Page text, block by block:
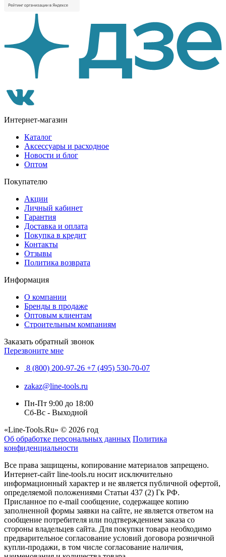
Интернет-магазин
Каталог
Аксессуары и расходное
Новости и блог
Оптом
Покупателю
Акции
Личный кабинет
Гарантия
Доставка и оплата
Покупка в кредит
Контакты
Отзывы
Политика возврата
Информация
О компании
Бренды в продаже
Оптовым клиентам
Строительным компаниям
Заказать обратный звонок
Перезвоните мне
8 (800) 200-97-26 +7 (495) 530-70-07
zakaz@line-tools.ru
Пн-Пт 9:00 до 18:00
Сб-Вс - Выходной
«Line-Tools.Ru» © 2026 год
Об обработке персональных данных Политика
конфиденциальности
Все права защищены, копирование материалов запрещено.
Интернет-сайт line-tools.ru носит исключительно
информационный характер и не является публичной офертой,
определяемой положениями Статьи 437 (2) Гк РФ.
Присланное по e-mail сообщение, содержащее копию
заполненной формы заявки на сайте, не является ответом на
сообщение потребителя или подтверждением заказа со
стороны владельцев сайта. Для покупки товара необходимо
предварительное согласование условий договора розничной
купли-продажи, в том числе согласование наличия,